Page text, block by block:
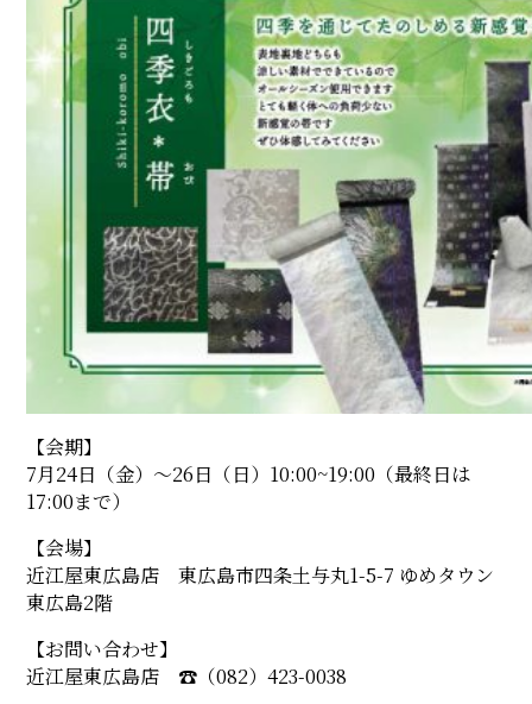
【会期】
7月24日（金）〜26日（日）10:00~19:00（最終日は
17:00まで）
【会場】
近江屋東広島店 東広島市四条土与丸1-5-7 ゆめタウン
東広島2階
【お問い合わせ】
近江屋東広島店 ☎︎（082）423-0038